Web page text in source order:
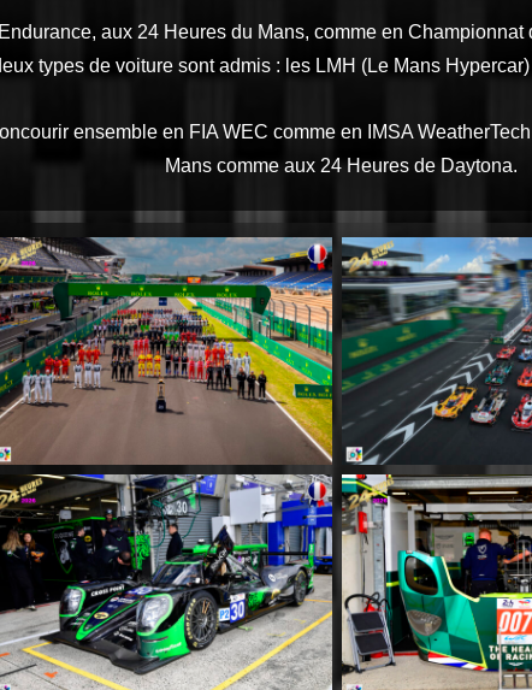
aux 24 Heures du Mans, comme en
types de voiture sont admis : les LMH (Le Mans
ensemble en FIA WEC comme en IMSA
Mans comme aux 24 Heures de Daytona.
MM002
MM006